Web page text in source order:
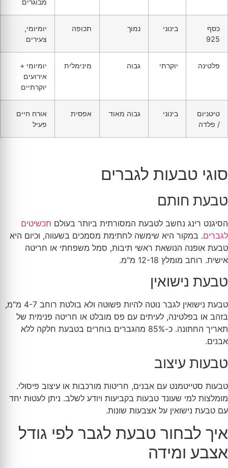
כסף
925
בינוני נמוך תכופה
יומיומי,
צעירים
פלטינה יוקרתי גבוה מינימלית
יומיומי +
אירועים
יוקרתיים
טיטניום
/ פלדה
בינוני גבוה מאוד אפסית
אורח חיים
פעיל
סוגי טבעות לגברים
טבעת חותם
הסיגנט רינג נחשב לטבעת המסורתית ביותר בעולם תכשיטים
לגברים. במקור היא שימשה לחתימת מסמכים בשעווה, וכיום היא
טבעת אופנה הנושאת ראשי תיבות, סמל משפחתי או חריטה
אישית. רוחב מומלץ 12-18 מ"מ.
טבעת נישואין
טבעת נישואין לגבר נוטה להיות פשוטה ולא בולטת רוחב 4-7 מ"מ,
בזהב או בפלטינה, לעיתים עם פס מובלט או חריטה פנימית של
תאריך החתונה. כ-85% מהגברים בוחרים בטבעת חלקה ללא
אבנים.
טבעות עיצוב
טבעות סטייטמנט עם אבנים, חריטות מורכבות או עיצוב פיסולי.
מומלצות למי שעונד טבעות בקביעות ויודע לשלב. ניתן לעטות יחד
עם טבעת נישואין על אצבעות שונות.
איך לבחור טבעת לגבר לפי גודל
אצבע ומידה